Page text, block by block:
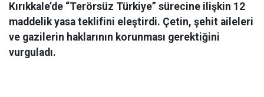
Kırıkkale’de “Terörsüz Türkiye” sürecine ilişkin 12
maddelik yasa teklifini eleştirdi. Çetin, şehit aileleri
ve gazilerin haklarının korunması gerektiğini
vurguladı.